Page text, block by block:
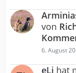
von
6. August
eLi hat